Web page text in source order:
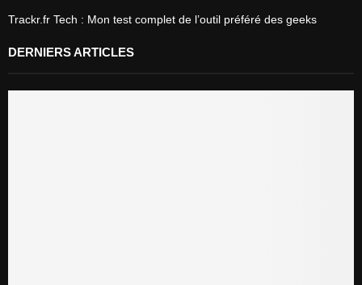
Trackr.fr Tech : Mon test complet de l’outil préféré des geeks
DERNIERS ARTICLES